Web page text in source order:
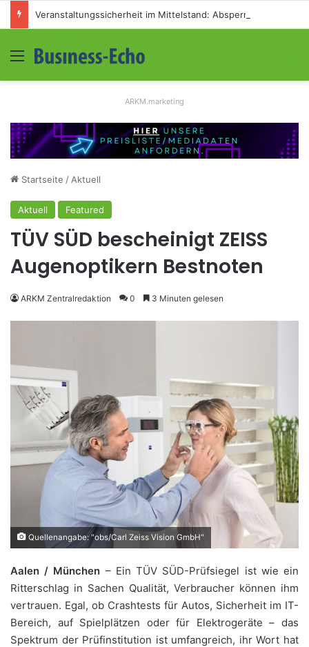
Menü
ARKM.marketing
Startseite / Aktuell
Aktuell Featured
TÜV SÜD bescheinigt ZEISS
Augenoptikern Bestnoten
ARKM Zentralredaktion 0 3 Minuten gelesen
Quellenangabe: "obs/Carl Zeiss Vision GmbH"
Aalen / München – Ein TÜV SÜD-Prüfsiegel ist wie ein
Ritterschlag in Sachen Qualität, Verbraucher können ihm
vertrauen. Egal, ob Crashtests für Autos, Sicherheit im IT-
Bereich, auf Spielplätzen oder für Elektrogeräte – das
Spektrum der Prüfinstitution ist umfangreich, ihr Wort hat